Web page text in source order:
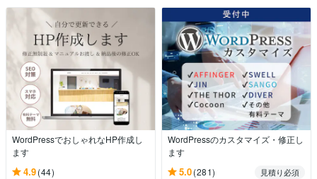
WordPressでおしゃれなHP作成し
ます
4.9(44)
WordPressのカスタマイズ・修正し
ます
5.0(281)
見積り必須